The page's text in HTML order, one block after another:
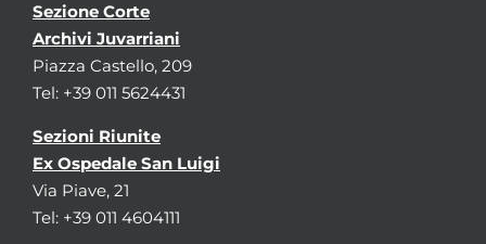
Sezione Corte
Archivi Juvarriani
Piazza Castello, 209
Tel: +39 011 5624431
Sezioni Riunite
Ex Ospedale San Luigi
Via Piave, 21
Tel: +39 011 4604111